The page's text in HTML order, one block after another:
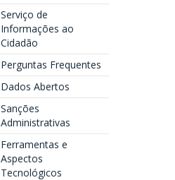
Serviço de
Informações ao
Cidadão
Perguntas Frequentes
Dados Abertos
Sanções
Administrativas
Ferramentas e
Aspectos
Tecnológicos